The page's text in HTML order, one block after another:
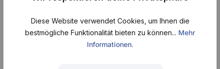
ab 2,49 €*
ab 7,55 € / 1 l
Diese Website verwendet Cookies, um Ihnen die
bestmögliche Funktionalität bieten zu können... Mehr
Informationen.